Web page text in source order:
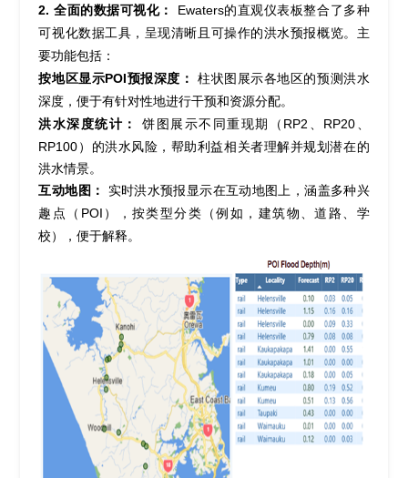
2. 全面的数据可视化： Ewaters的直观仪表板整合了多种
可视化数据工具，呈现清晰且可操作的洪水预报概览。主
要功能包括：
按地区显示POI预报深度：
柱状图展示各地区的预测洪水
深度，便于有针对性地进行干预和资源分配。
洪水深度统计： 饼图展示不同重现期（ RP2 RP20
RP100）的洪水风险，帮助利益相关者理解并规划潜在的
洪水情景。
互动地图：
实时洪水预报显示在互动地图上，涵盖多种兴
趣点（ POI ），按类型分类（例如，建筑物、道路、学
校），便于解释。